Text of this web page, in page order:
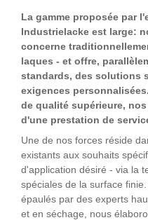
La gamme proposée par
Industrielacke est large:
concerne
laques - et offre,
standards, des solutions
exigences
de qualité supérieure,
d'une prestation de
Une de nos forces réside
existants aux souhaits
d'application désiré - via la
spéciales de la surface
épaulés par des experts
et en séchage, nous